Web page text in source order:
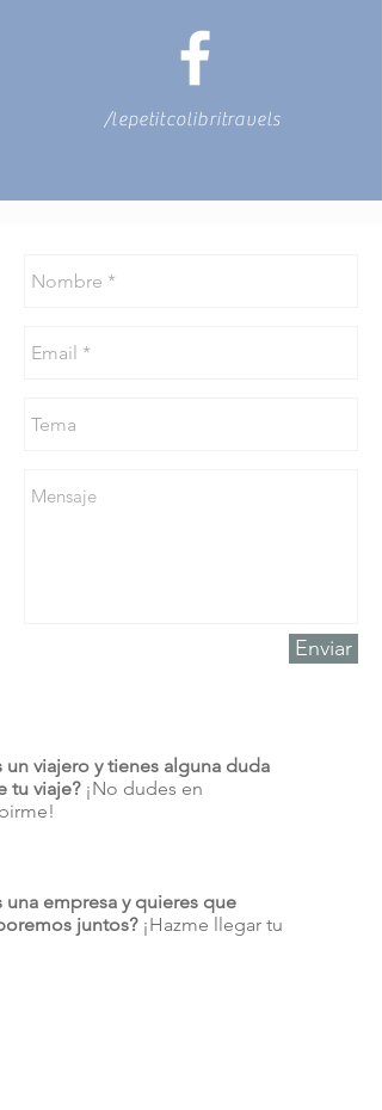
/lepetitcolibritravels
Enviar
un viajero y tienes alguna duda
tu viaje?¡No dudes en
una empresa y quieres que
juntos? ¡Hazme llegar tu